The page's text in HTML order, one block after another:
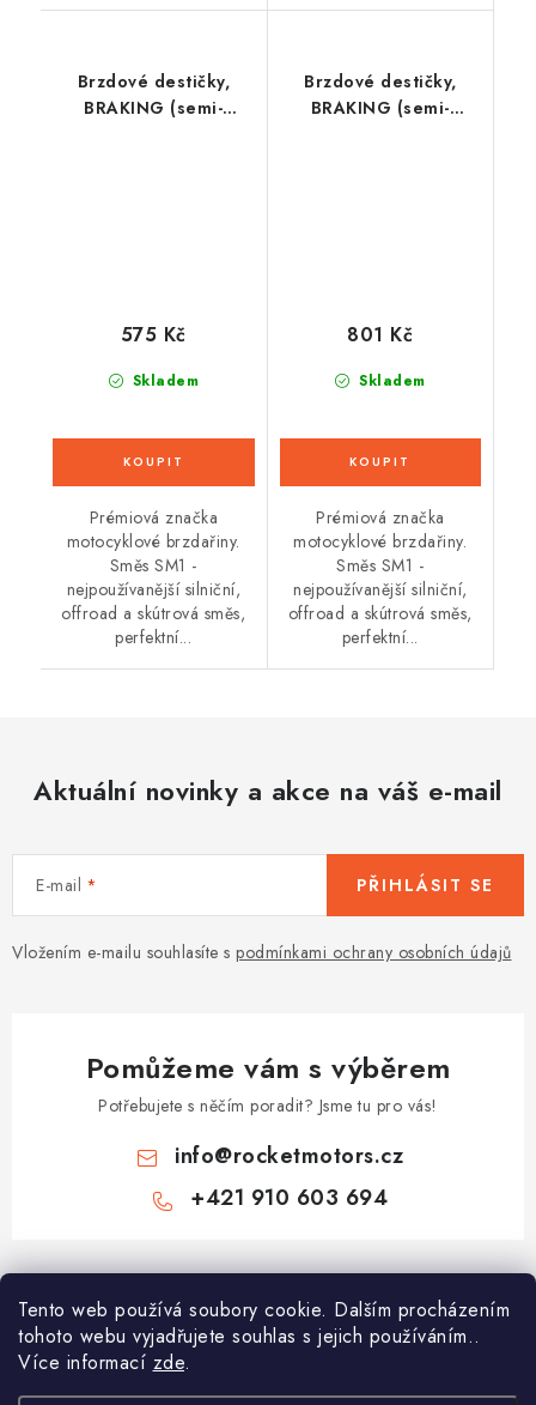
Tento web používá soubory cookie. Dalším procházením
tohoto webu vyjadřujete souhlas s jejich používáním..
Více informací zde.
Brzdové destičky,
BRAKING (semi-
Skladem
575 Kč
Prémiová značka
motocyklové brzdařiny.
Směs SM1 -
nejpoužívanější silniční,
offroad a skútrová směs,
perfektní...
Brzdové destičky,
BRAKING (semi-
Skladem
801 Kč
Prémiová značka
motocyklové brzdařiny.
Směs SM1 -
nejpoužívanější silniční,
offroad a skútrová směs,
perfektní...
Aktuální novinky a akce na váš e-mail
E-mail
Vložením e-mailu souhlasíte s podmínkami ochrany osobních údajů
PŘIHLÁSIT SE
Pomůžeme vám s výběrem
Potřebujete s něčím poradit? Jsme tu pro vás!
info@rocketmotors.cz
+421 910 603 694
Z
á
Najdete nás
Informace pro vás